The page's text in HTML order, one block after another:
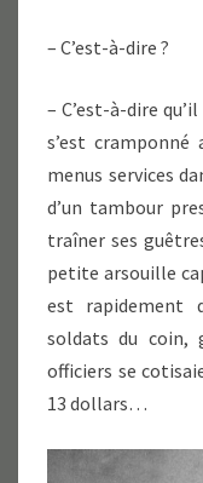
– C’est-à-dire ?
– C’est-à-dire
s’est
menus services
d’un tambour
traîner ses
petite arsouille
est rapidement
soldats du coin,
officiers se
13 dollars…